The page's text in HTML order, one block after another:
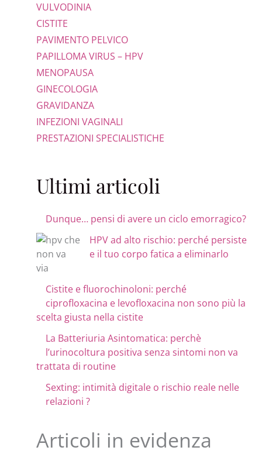
VULVODINIA
CISTITE
PAVIMENTO PELVICO
PAPILLOMA VIRUS – HPV
MENOPAUSA
GINECOLOGIA
GRAVIDANZA
INFEZIONI VAGINALI
PRESTAZIONI SPECIALISTICHE
Ultimi articoli
Dunque… pensi di avere un ciclo emorragico?
HPV ad alto rischio: perché persiste
e il tuo corpo fatica a eliminarlo
Cistite e fluorochinoloni: perché
ciprofloxacina e levofloxacina non sono più la
scelta giusta nella cistite
La Batteriuria Asintomatica: perchè
l’urinocoltura positiva senza sintomi non va
trattata di routine
Sexting: intimità digitale o rischio reale nelle
relazioni ?
Articoli in evidenza